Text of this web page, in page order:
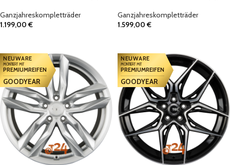
Ganzjahreskompletträder
1.199,00€
Ganzjahreskompletträder
1.599,00€
NEUWARE
MONTIERT MIT
PREMIUMREIFEN
GOODYEAR
NEUWARE
MONTIERT MIT
PREMIUMREIFEN
GOODYEAR